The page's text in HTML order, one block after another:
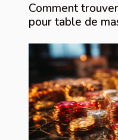
Comment
pour table de